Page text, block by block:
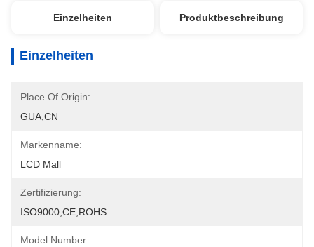
Einzelheiten Produktbeschreibung
Einzelheiten
Place Of Origin:
GUA,CN
Markenname:
LCD Mall
Zertifizierung:
ISO9000,CE,ROHS
Model Number: